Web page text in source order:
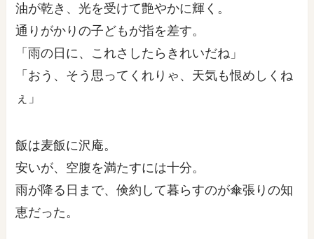
油が乾き、光を受けて艶やかに輝く。
通りがかりの子どもが指を差す。
「雨の日に、これさしたらきれいだね」
「おう、そう思ってくれりゃ、天気も恨めしくね
ぇ」
飯は麦飯に沢庵。
安いが、空腹を満たすには十分。
雨が降る日まで、倹約して暮らすのが傘張りの知
恵だった。